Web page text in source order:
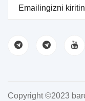
Copyright ©2023